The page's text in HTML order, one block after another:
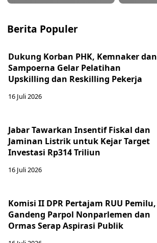
Berita Populer
Dukung Korban PHK, Kemnaker dan
Sampoerna Gelar Pelatihan
Upskilling dan Reskilling Pekerja
16 Juli 2026
Jabar Tawarkan Insentif Fiskal dan
Jaminan Listrik untuk Kejar Target
Investasi Rp314 Triliun
16 Juli 2026
Komisi II DPR Pertajam RUU Pemilu,
Gandeng Parpol Nonparlemen dan
Ormas Serap Aspirasi Publik